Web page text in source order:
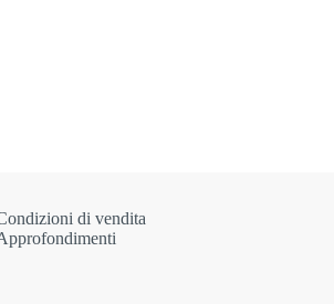
di vendita